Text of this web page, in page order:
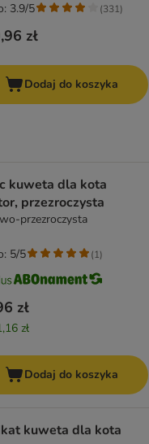
zł
3.9/5 (331)
Dodaj do koszyka
kuweta dla kota
przezroczysta
przezroczysta
zł
zł
5/5 (1)
Dodaj do koszyka
kuweta dla kota